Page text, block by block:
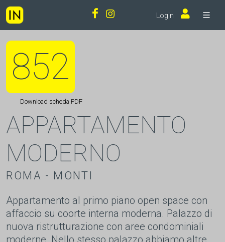
Login
852
Download scheda PDF
APPARTAMENTO
MODERNO
ROMA - MONTI
Appartamento al primo piano open space con
affaccio su coorte interna moderna. Palazzo di
nuova ristrutturazione con aree condominiali
moderne. Nello stesso palazzo abbiamo altre